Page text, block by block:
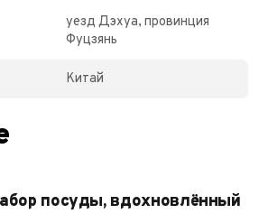
уезд Дэхуа, провинция
Фуцзянь
Китай
посуды, вдохновлённый